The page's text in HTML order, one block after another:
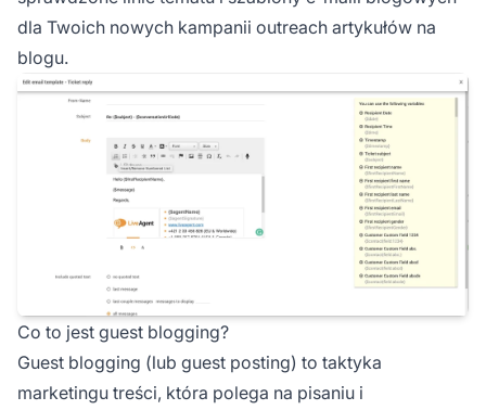
dla Twoich nowych kampanii outreach artykułów na
blogu.
Co to jest guest blogging?
Guest blogging (lub guest posting) to taktyka
marketingu treści, która polega na pisaniu i